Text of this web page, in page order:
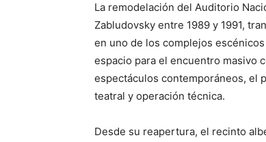
La remodelación del Auditorio
Zabludovsky entre 1989 y 1991,
en uno de los complejos
espacio para el encuentro masivo
espectáculos contemporáneos, el
teatral y operación técnica.
Desde su reapertura, el recinto